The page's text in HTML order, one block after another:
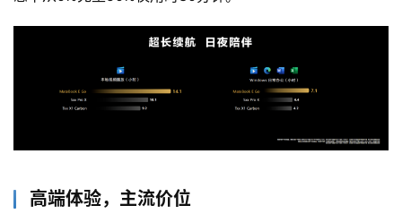
首
工高端体验，主流价位